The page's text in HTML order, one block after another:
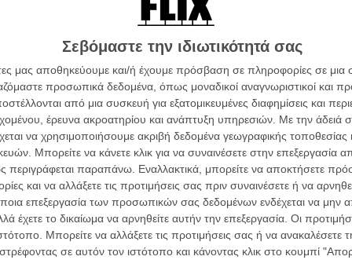
Σεβόμαστε την ιδιωτικότητά σας
μας αποθηκεύουμε και/ή έχουμε πρόσβαση σε πληροφορίες σε
προσωπικά δεδομένα, όπως μοναδικοί αναγνωριστικοί και
από μια συσκευή για εξατομικευμένες διαφημίσεις και
έρευνα ακροατηρίου και ανάπτυξη υπηρεσιών. Με την άδειά
να χρησιμοποιήσουμε ακριβή δεδομένα γεωγραφικής τοποθεσίας
Μπορείτε να κάνετε κλικ για να συναινέσετε στην επεξεργασία
περιγράφεται παραπάνω. Εναλλακτικά, μπορείτε να αποκτήσετε
και να αλλάξετε τις προτιμήσεις σας πριν συναινέσετε ή να
επεξεργασία των προσωπικών σας δεδομένων ενδέχεται να μην
έχετε το δικαίωμα να αρνηθείτε αυτήν την επεξεργασία. Οι
Μπορείτε να αλλάξετε τις προτιμήσεις σας ή να ανακαλέσετε
σε αυτόν τον ιστότοπο και κάνοντας κλικ στο κουμπί
που μπορείτε να δείτε παρακάτω μοιάζει με ένα
τη μελαγχολία των γηρατειών, μια περασμένης
για να κρατηθείς ζωντανός με οποιονδήποτε τρόπο.
Ο
10
τον
Εγγράψου